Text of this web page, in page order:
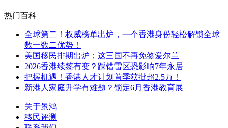
热门百科
全球第二！权威榜单出炉，一个香港身份轻松解锁全球
数一数二优势！
美国移民排期出炉；这三国不再免签爱尔兰
2026香港续签有变？踩错雷区恐影响7年永居
把握机遇！香港人才计划首季获批超2.5万！
新港人家庭升学有难题？锁定6月香港教育展
关于景鸿
移民评测